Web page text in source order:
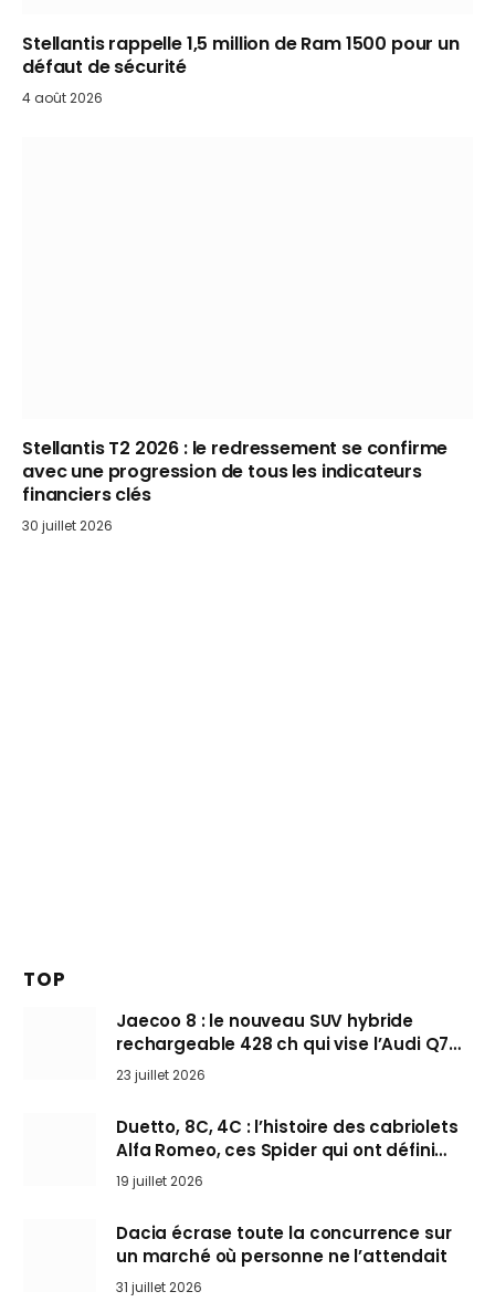
Stellantis rappelle 1,5 million de Ram 1500 pour un
défaut de sécurité
4 août 2026
Stellantis T2 2026 : le redressement se confirme
avec une progression de tous les indicateurs
financiers clés
30 juillet 2026
TOP
Jaecoo 8 : le nouveau SUV hybride
rechargeable 428 ch qui vise l’Audi Q7
arrive en Europe cet automne
23 juillet 2026
Duetto, 8C, 4C : l’histoire des cabriolets
Alfa Romeo, ces Spider qui ont défini
l’art de rouler cheveux au vent
19 juillet 2026
Dacia écrase toute la concurrence sur
un marché où personne ne l’attendait
31 juillet 2026